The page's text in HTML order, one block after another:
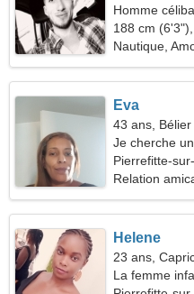
Homme
188 cm
Nautique,
Eva
43 ans, Bélier
Je cherche
Pierrefitte-
Relation
Helene
23 ans,
La femme